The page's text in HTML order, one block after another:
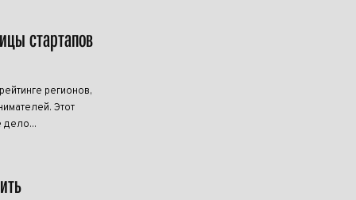
стартапов
регионов,
Этот
дело...